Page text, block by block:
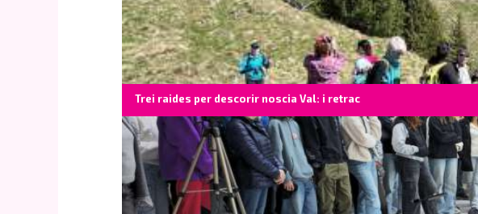
Trei raides per descorir noscia Val: i retrac